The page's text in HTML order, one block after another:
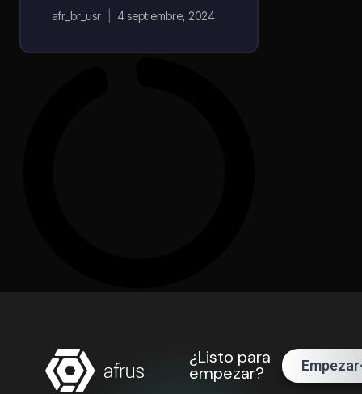
afr_br_usr 4 septiembre, 2024